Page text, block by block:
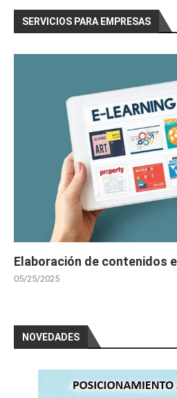
SERVICIOS PARA EMPRESAS
Elaboración de contenidos
05/25/2025
NOVEDADES